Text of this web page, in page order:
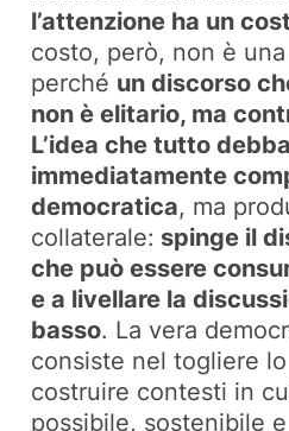
l’attenzione ha un
costo, però, non è
perché un discorso
non è elitario, ma
L’idea che tutto
immediatamente
democratica, ma
collaterale: spinge il
che può essere
e a livellare la
basso. La vera
consiste nel togliere
costruire contesti in
possibile, sostenibile